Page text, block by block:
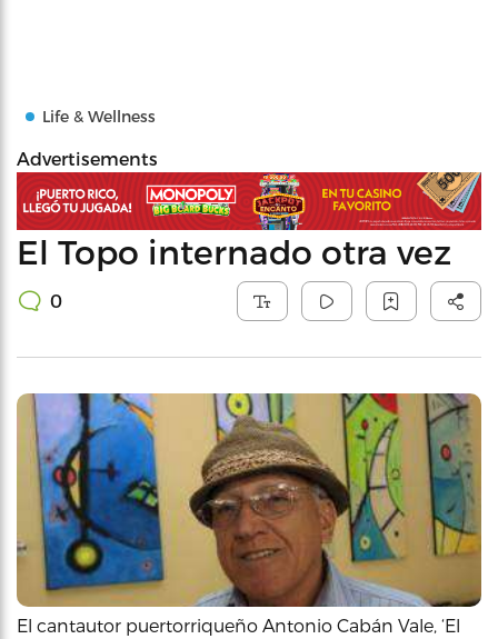
Life & Wellness
Advertisements
El Topo internado otra vez
0
El cantautor puertorriqueño Antonio Cabán Vale, ‘El